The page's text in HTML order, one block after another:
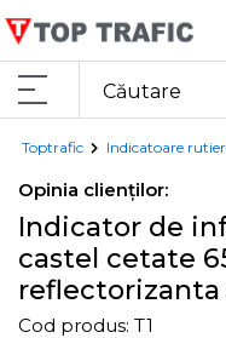
Toptrafic Indicatoare
Opinia clienților:
Indicator de
castel cetate
reflectorizanta
Cod produs: T1